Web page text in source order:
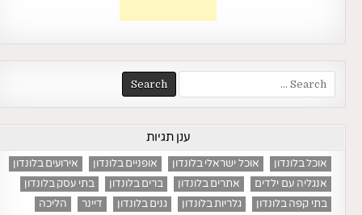
Search
ענן תגיות
אוכל בלונדון אוכל ישראלי בלונדון אופניים בלונדון
אירועים בלונדון
אנגליה עם ילדים
אתרים בלונדון ברים בלונדון
בתי עסק בלונדון
בתי קפה בלונדון
גלריות בלונדון גנים בלונדון דיינר
הליכה